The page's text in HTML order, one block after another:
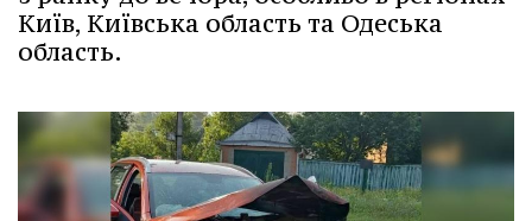
Київ, Київська область та Одеська
область.